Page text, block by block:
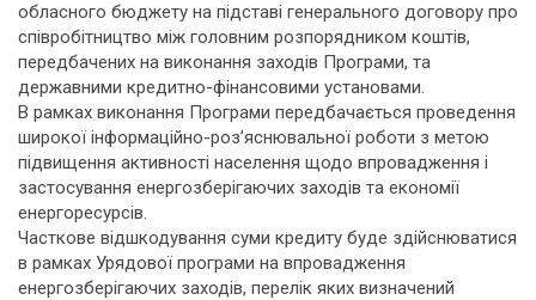
обласного бюджету на підставі генерального договору про
співробітництво між головним розпорядником коштів,
передбачених на виконання заходів Програми, та
державними кредитно-фінансовими установами.
В рамках виконання Програми передбачається проведення
широкої інформаційно-роз’яснювальної роботи з метою
підвищення активності населення щодо впровадження і
застосування енергозберігаючих заходів та економії
енергоресурсів.
Часткове відшкодування суми кредиту буде здійснюватися
в рамках Урядової програми на впровадження
енергозберігаючих заходів, перелік яких визначений